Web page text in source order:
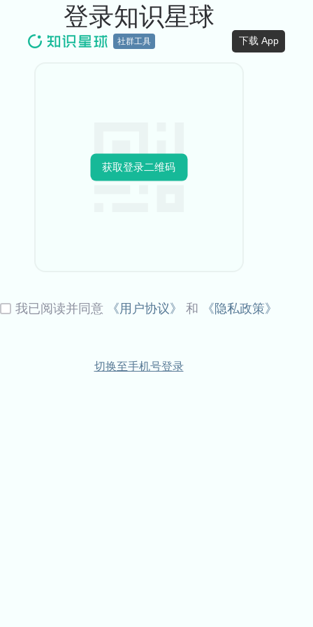
社群工具 下载 App
登录知识星球
获取登录二维码
我已阅读并同意 《用户协议》 和 《隐私政策》
切换至手机号登录